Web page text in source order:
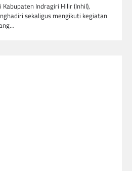
Indragiri Hilir (Inhil),
sekaligus mengikuti kegiatan